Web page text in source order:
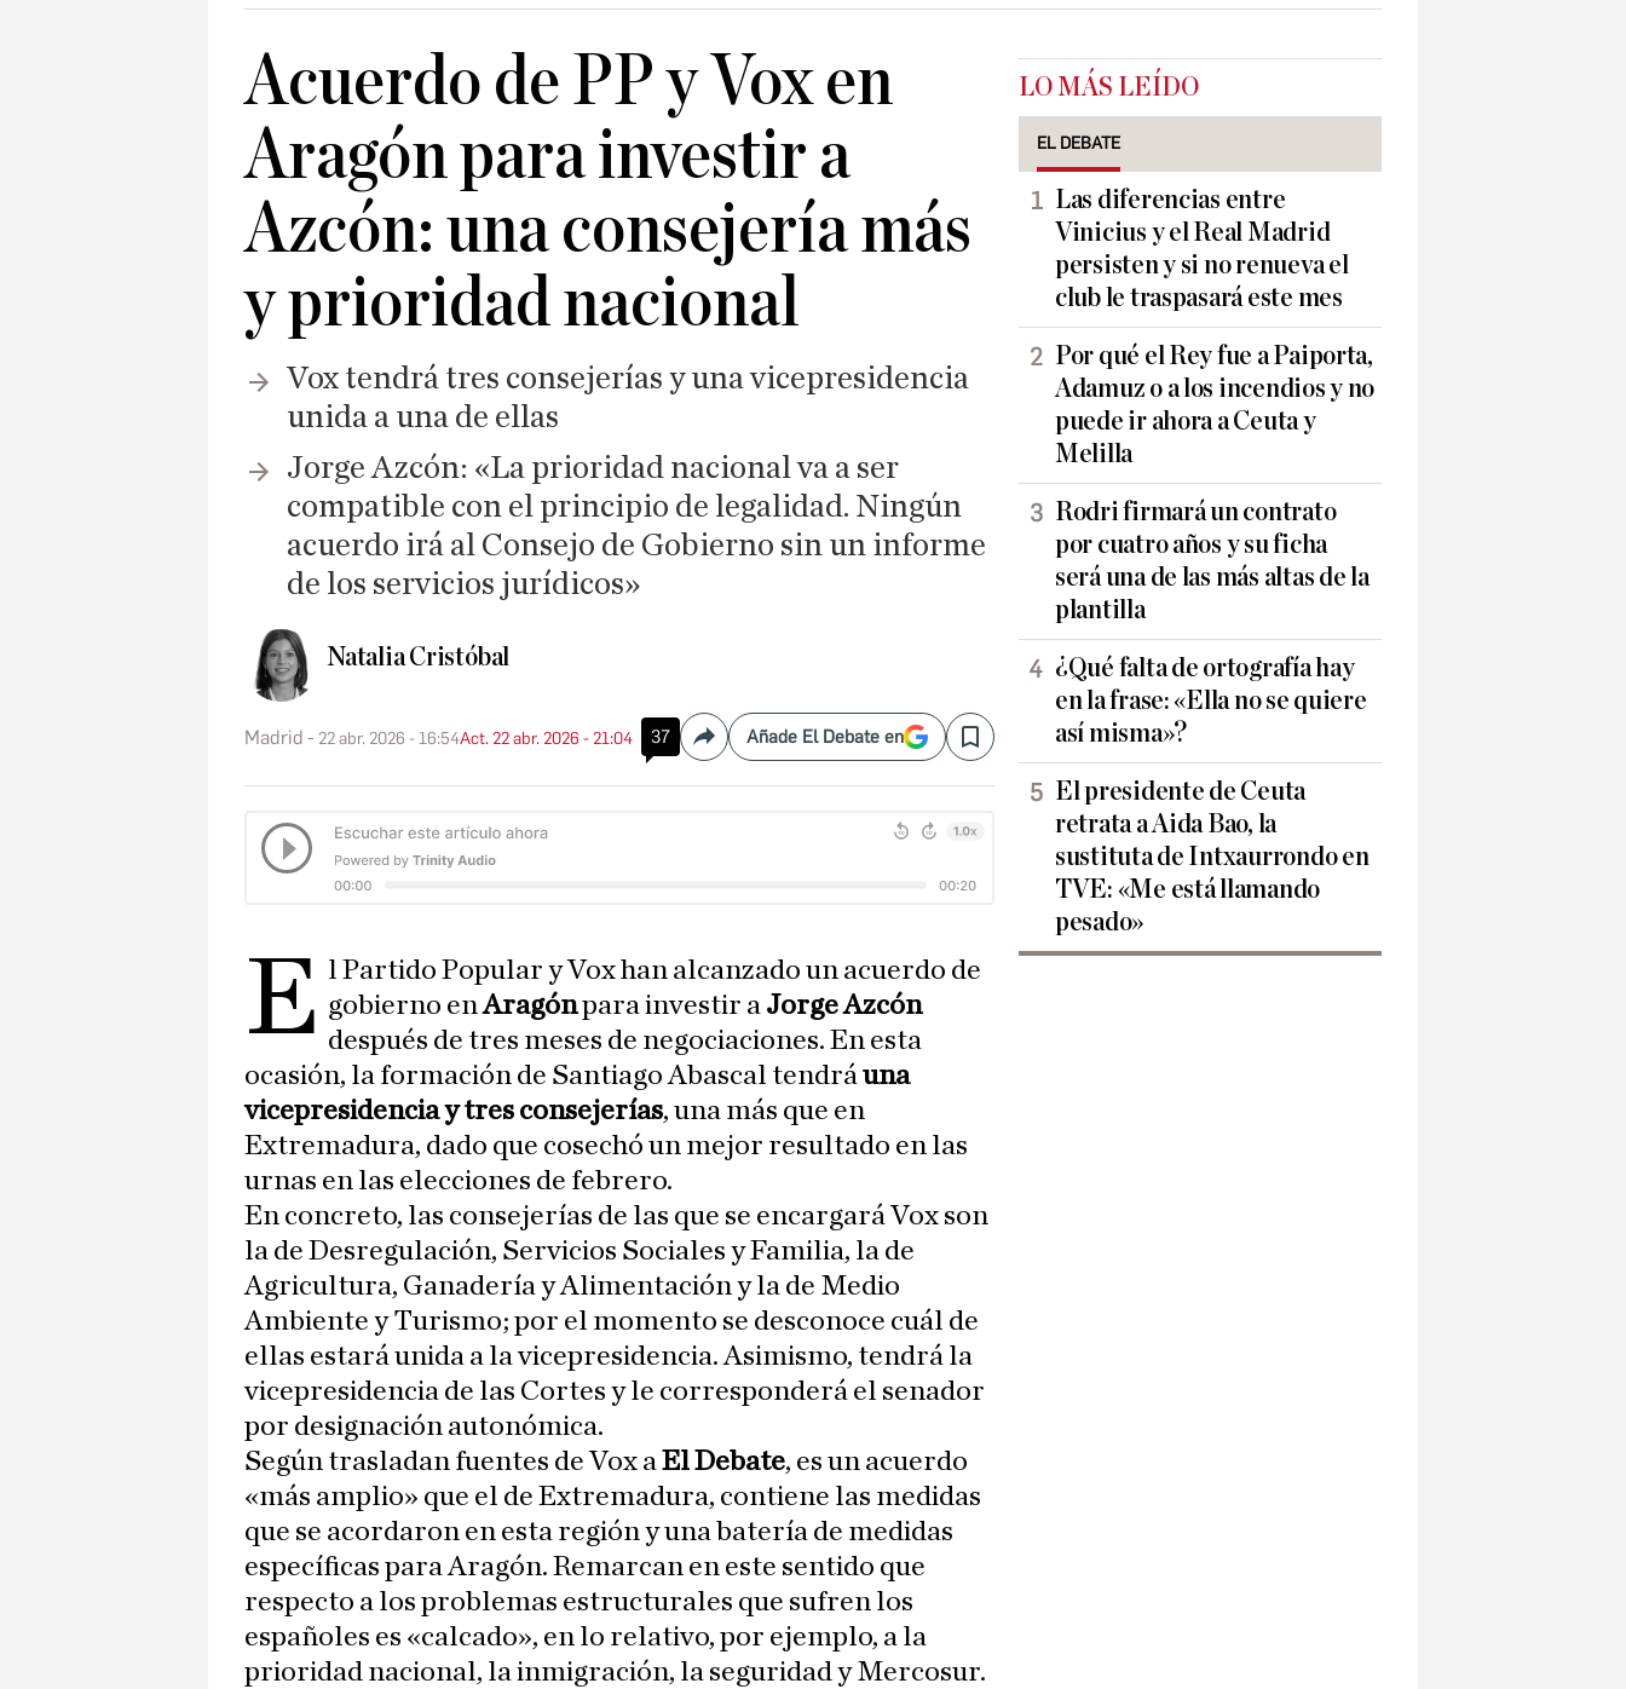
Acuerdo de PP y Vox en
Aragón para investir a
Azcón: una consejería más
y prioridad nacional
Vox tendrá tres consejerías y una vicepresidencia
unida a una de ellas
Jorge Azcón: «La prioridad nacional va a ser
compatible con el principio de legalidad. Ningún
acuerdo irá al Consejo de Gobierno sin un informe
de los servicios jurídicos»
Natalia Cristóbal
Madrid 22 abr. 2026 - 16:54Act. 22 abr. 2026 - 21:04 37 CompartirAñade El Debate en Save
E l Partido Popular y Vox han alcanzado un acuerdo de
gobierno enAragónpara investir a Jorge Azcón
después de tres meses de negociaciones. En esta
ocasión, la formación de Santiago Abascal tendráuna
vicepresidencia y tres consejerías, una más que en
Extremadura, dado que cosechó un mejor resultado en las
urnas en las elecciones de febrero.
En concreto, las consejerías de las que se encargará Vox son
la de Desregulación, Servicios Sociales y Familia, la de
Agricultura, Ganadería y Alimentación y la de Medio
Ambiente y Turismo; por el momento se desconoce cuál de
ellas estará unida a la vicepresidencia. Asimismo, tendrá la
vicepresidencia de las Cortes y le corresponderá el senador
por designación autonómica.
Según trasladan fuentes de Vox aEl Debate, es un acuerdo
«más amplio» que el de Extremadura, contiene las medidas
que se acordaron en esta región y una batería de medidas
específicas para Aragón. Remarcan en este sentido que
respecto a los problemas estructurales que sufren los
españoles es «calcado», en lo relativo, por ejemplo, a la
prioridad nacional, la inmigración, la seguridad y Mercosur.
LO MÁS LEÍDO
EL DEBATE
Las diferencias entre
Vinicius y el Real Madrid
persisten y si no renueva el
club le traspasará este mes
Por qué el Rey fue a Paiporta,
Adamuz o a los incendios y no
puede ir ahora a Ceuta y
Melilla
Rodri firmará un contrato
por cuatro años y su ficha
será una de las más altas de la
plantilla
¿Qué falta de ortografía hay
en la frase: «Ella no se quiere
así misma»?
El presidente de Ceuta
retrata a Aida Bao, la
sustituta de Intxaurrondo en
TVE: «Me está llamando
pesado»